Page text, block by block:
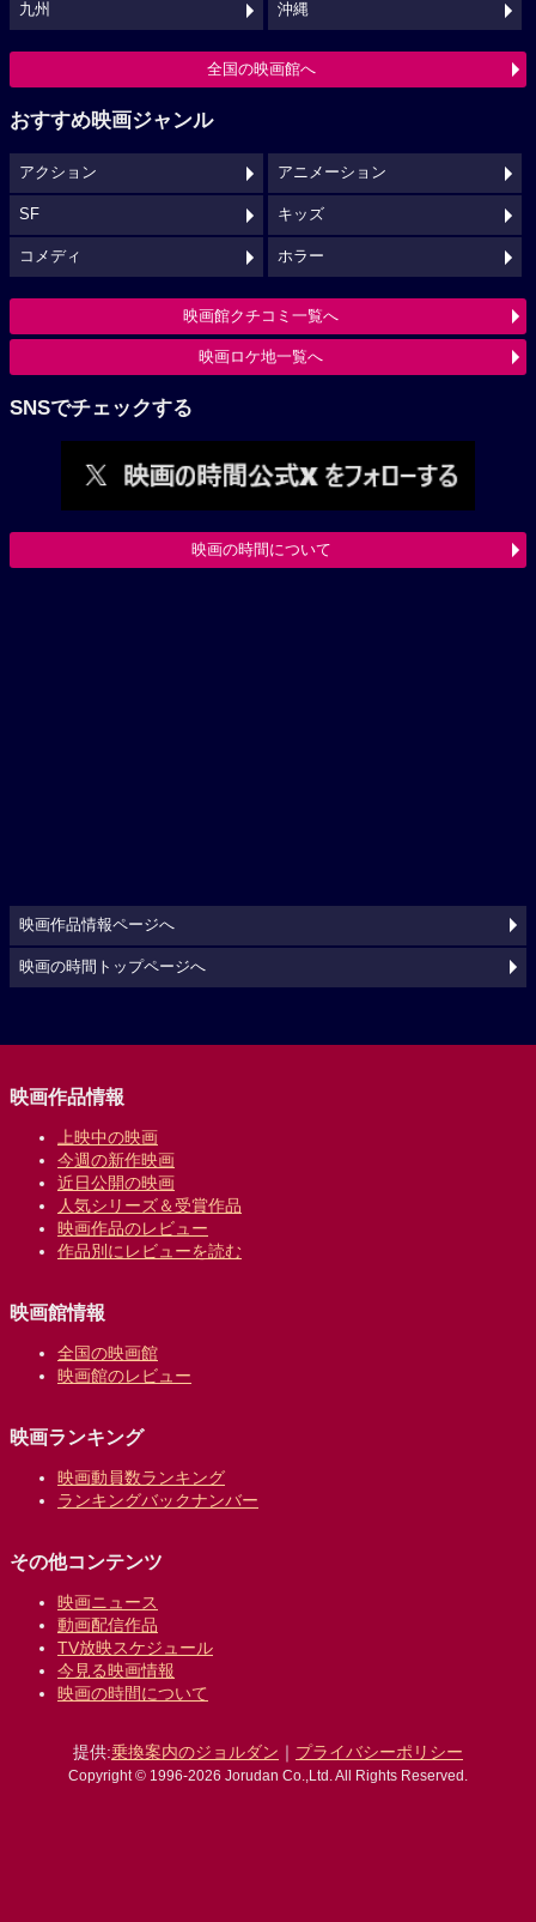
九州 沖縄
全国の映画館へ
おすすめ映画ジャンル
アクション アニメーション
SF キッズ
コメディ ホラー
映画館クチコミ一覧へ
映画ロケ地一覧へ
SNSでチェックする
映画の時間について
映画作品情報ページへ
映画の時間トップページへ
映画作品情報
上映中の映画
今週の新作映画
近日公開の映画
人気シリーズ＆受賞作品
映画作品のレビュー
作品別にレビューを読む
映画館情報
全国の映画館
映画館のレビュー
映画ランキング
映画動員数ランキング
ランキングバックナンバー
その他コンテンツ
映画ニュース
動画配信作品
TV放映スケジュール
今見る映画情報
映画の時間について
提供:乗換案内のジョルダン ｜ プライバシーポリシー
Copyright © 1996-2026 Jorudan Co.,Ltd. All Rights Reserved.